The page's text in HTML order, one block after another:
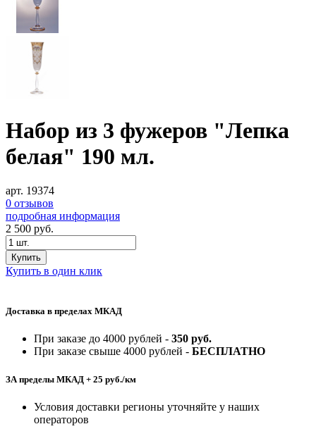
Набор из 3 фужеров "Лепка
белая" 190 мл.
арт. 19374
0 отзывов
подробная информация
2 500 руб.
Купить
Купить в один клик
Доставка в пределах МКАД
При заказе до 4000 рублей - 350 руб.
При заказе свыше 4000 рублей - БЕСПЛАТНО
ЗА пределы МКАД + 25 руб./км
Условия доставки регионы уточняйте у наших
операторов